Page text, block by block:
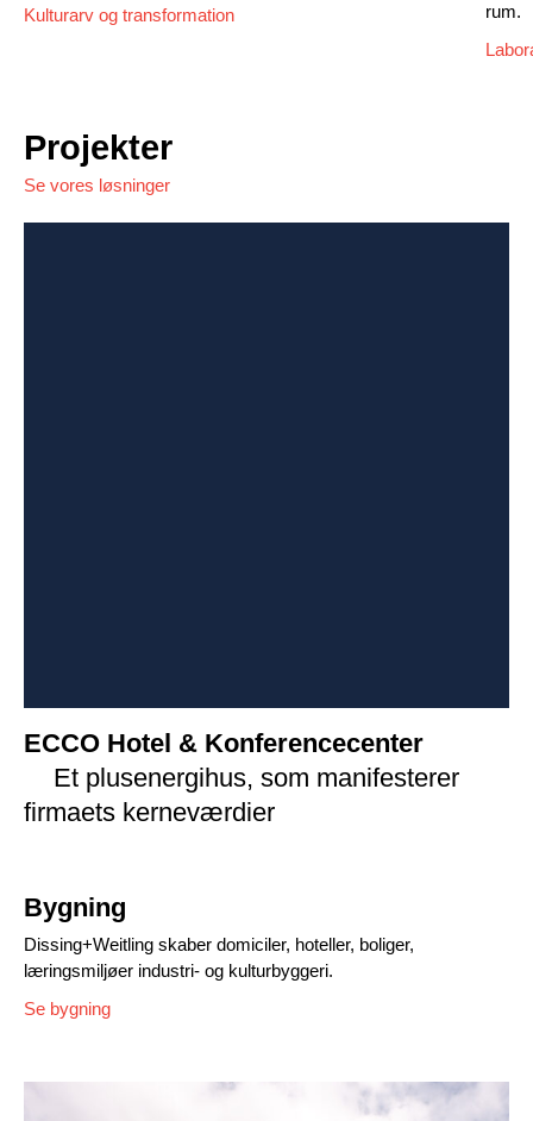
Kulturarv og transformation
rum.
Projekter
Se vores løsninger
ECCO Hotel & Konferencecenter
Et plusenergihus, som manifesterer
firmaets kerneværdier
Bygning
Dissing+Weitling skaber domiciler, hoteller, boliger,
læringsmiljøer industri- og kulturbyggeri.
Se bygning